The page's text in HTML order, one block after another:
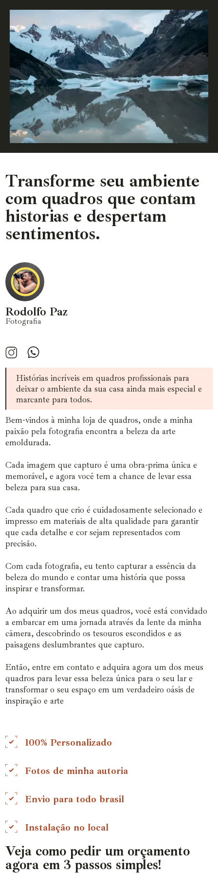
Transforme seu ambiente
com quadros que contam
historias e despertam
sentimentos.
Rodolfo Paz
Fotografia
Histórias incríveis em quadros profissionais para
deixar o ambiente da sua casa ainda mais especial e
marcante para todos.
Bem-vindos à minha loja de quadros, onde a minha
paixão pela fotografia encontra a beleza da arte
emoldurada.
Cada imagem que capturo é uma obra-prima única e
memorável, e agora você tem a chance de levar essa
beleza para sua casa.
Cada quadro que crio é cuidadosamente selecionado e
impresso em materiais de alta qualidade para garantir
que cada detalhe e cor sejam representados com
precisão.
Com cada fotografia, eu tento capturar a essência da
beleza do mundo e contar uma história que possa
inspirar e transformar.
Ao adquirir um dos meus quadros, você está convidado
a embarcar em uma jornada através da lente da minha
câmera, descobrindo os tesouros escondidos e as
paisagens deslumbrantes que capturo.
Então, entre em contato e adquira agora um dos meus
quadros para levar essa beleza única para o seu lar e
transformar o seu espaço em um verdadeiro oásis de
inspiração e arte
100% Personalizado
Fotos de minha autoria
Envio para todo brasil
Instalação no local
Veja como pedir um orçamento
agora em 3 passos simples!